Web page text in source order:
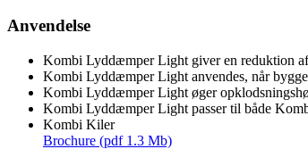
Anvendelse
Kombi Lyddæmper Light giver en reduktion
Kombi Lyddæmper Light anvendes, når
Kombi Lyddæmper Light øger
Kombi Lyddæmper Light passer til både
Kombi Kiler
Brochure (pdf 1.3 Mb)